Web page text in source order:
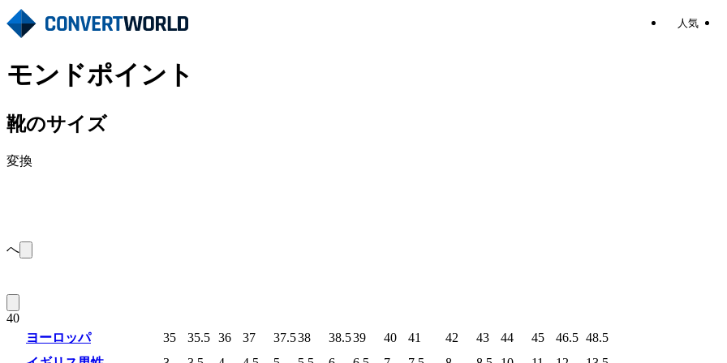
人気
モンドポイント
靴のサイズ
変換
へ
40
ヨーロッパ
35 35.5 36 37 37.538 38.539 40 41 42 43 44 45 46.5 48.5